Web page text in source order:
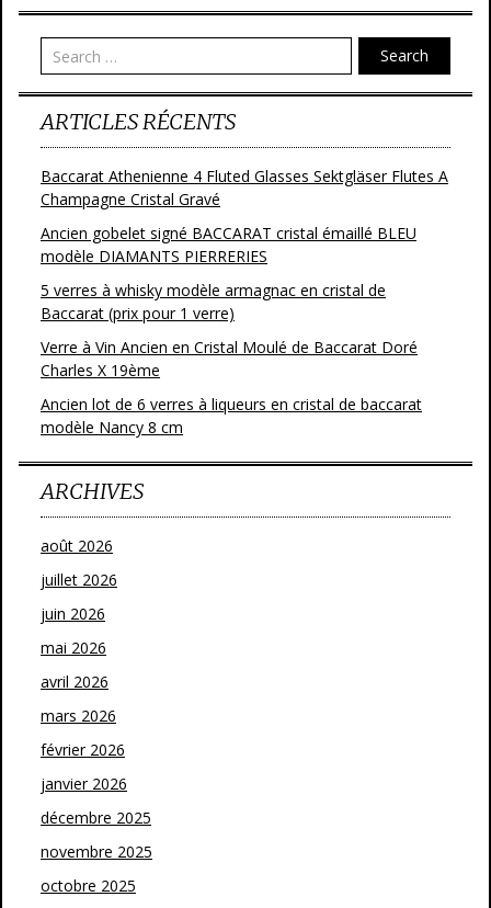
Search
ARTICLES RÉCENTS
Baccarat Athenienne 4 Fluted Glasses Sektgläser Flutes A
Champagne Cristal Gravé
Ancien gobelet signé BACCARAT cristal émaillé BLEU
modèle DIAMANTS PIERRERIES
5 verres à whisky modèle armagnac en cristal de
Baccarat (prix pour 1 verre)
Verre à Vin Ancien en Cristal Moulé de Baccarat Doré
Charles X 19ème
Ancien lot de 6 verres à liqueurs en cristal de baccarat
modèle Nancy 8 cm
ARCHIVES
août 2026
juillet 2026
juin 2026
mai 2026
avril 2026
mars 2026
février 2026
janvier 2026
décembre 2025
novembre 2025
octobre 2025